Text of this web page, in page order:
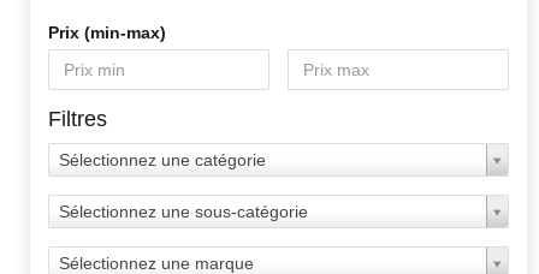
Prix ​​(min-max)
Filtres
Sélectionnez une catégorie
Sélectionnez une sous-catégorie
Sélectionnez une marque